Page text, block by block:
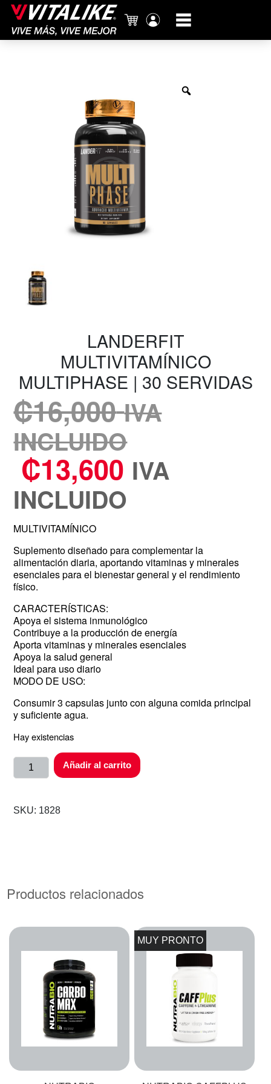
Carrito
cuenta
LANDERFIT
MULTIVITAMÍNICO
MULTIPHASE | 30 SERVIDAS
₡16,000 IVA
INCLUIDO
₡13,600 IVA
INCLUIDO
MULTIVITAMÍNICO
Suplemento diseñado para complementar la
alimentación diaria, aportando vitaminas y minerales
esenciales para el bienestar general y el rendimiento
físico.
CARACTERÍSTICAS:
Apoya el sistema inmunológico
Contribuye a la producción de energía
Aporta vitaminas y minerales esenciales
Apoya la salud general
Ideal para uso diario
MODO DE USO:
Consumir 3 capsulas junto con alguna comida principal
y suficiente agua.
Hay existencias
Añadir al carrito
SKU: 1828
Productos relacionados
MUY PRONTO